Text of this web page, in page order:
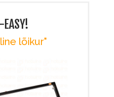
EASY!
lõikur"